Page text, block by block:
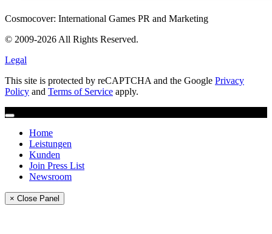
Cosmocover: International Games PR and Marketing
© 2009-2026 All Rights Reserved.
Legal
This site is protected by reCAPTCHA and the Google Privacy
Policy and Terms of Service apply.
Home
Leistungen
Kunden
Join Press List
Newsroom
× Close Panel